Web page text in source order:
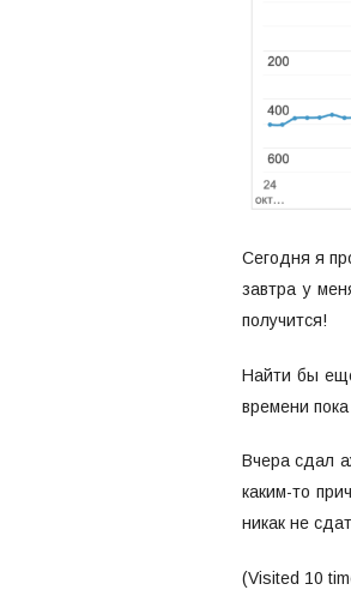
Сегодня я
завтра у
получится!
Найти бы
времени
Вчера сдал
каким-то
никак не
(Visited 10